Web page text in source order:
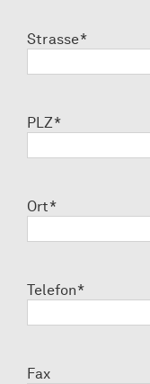
Strasse*
PLZ*
Ort*
Telefon*
Fax